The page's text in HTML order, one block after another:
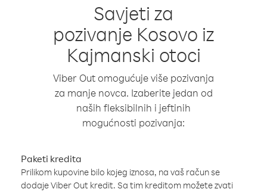
Savjeti za
pozivanje Kosovo iz
Kajmanski otoci
Viber Out omogućuje više pozivanja
za manje novca. Izaberite jedan od
naših fleksibilnih i jeftinih
mogućnosti pozivanja:
Paketi kredita
Prilikom kupovine bilo kojeg iznosa, na vaš račun se
dodaje Viber Out kredit. Sa tim kreditom možete zvati